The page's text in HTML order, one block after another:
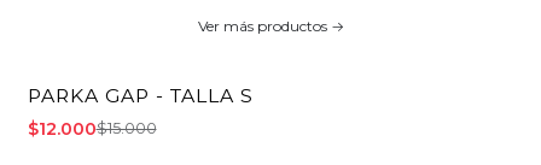
Ver más productos
-20% OFF
PARKA GAP - TALLA S
$12.000$15.000